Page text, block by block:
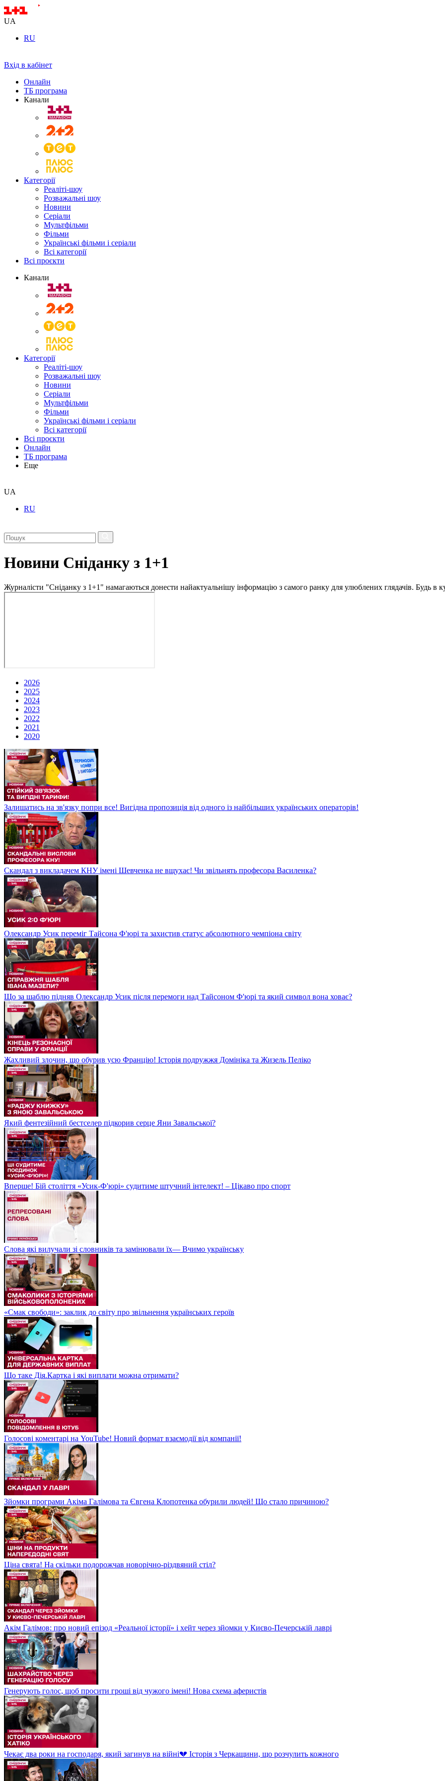
UA
RU
Вхід в кабінет
Онлайн
ТБ програма
Канали
Категорії
Реаліті-шоу
Розважальні шоу
Новини
Серіали
Мультфільми
Фільми
Українські фільми і серіали
Всі категорії
Всі проєкти
Канали
Категорії
Реаліті-шоу
Розважальні шоу
Новини
Серіали
Мультфільми
Фільми
Українські фільми і серіали
Всі категорії
Всі проєкти
Онлайн
ТБ програма
Еще
UA
RU
Новини Сніданку з 1+1
Журналісти "Сніданку з 1+1" намагаються донести найактуальнішу інформацію з самого ранку для улюблених глядачів. Будь в
2026
2025
2024
2023
2022
2021
2020
Залишатись на зв'язку попри все! Вигідна пропозиція від одного із найбільших українських операторів!
Скандал з викладачем КНУ імені Шевченка не вщухає! Чи звільнять професора Василенка?
Олександр Усик переміг Тайсона Ф'юрі та захистив статус абсолютного чемпіона світу
Що за шаблю підняв Олександр Усик після перемоги над Тайсоном Ф'юрі та який символ вона ховає?
Жахливий злочин, що обурив усю Францію! Історія подружжя Домініка та Жизель Пеліко
Який фентезійний бестселер підкорив серце Яни Завальської?
Вперше! Бій століття «Усик-Ф'юрі» судитиме штучний інтелект! – Цікаво про спорт
Слова які вилучали зі словників та замінювали їх— Вчимо українську
«Смак свободи»: заклик до світу про звільнення українських героїв
Що таке Дія.Картка і які виплати можна отримати?
Голосові коментарі на YouTube! Новий формат взаємодії від компанії!
Зйомки програми Акіма Галімова та Євгена Клопотенка обурили людей! Що стало причиною?
Ціна свята! На скільки подорожчав новорічно-різдвяний стіл?
Акім Галімов: про новий епізод «Реальної історії» і хейт через зйомки у Києво-Печерській лаврі
Генерують голос, щоб просити гроші від чужого імені! Нова схема аферистів
Чекає два роки на господаря, який загинув на війні💔 Історія з Черкащини, що розчулить кожного